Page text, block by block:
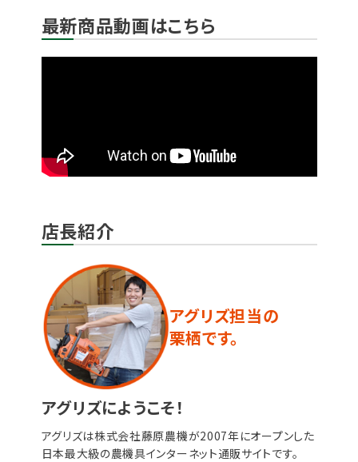
最新商品動画はこちら
店長紹介
アグリズ担当の
栗栖です。
アグリズにようこそ！
アグリズは株式会社藤原農機が2007年にオープンした
日本最大級の農機具インターネット通販サイトです。